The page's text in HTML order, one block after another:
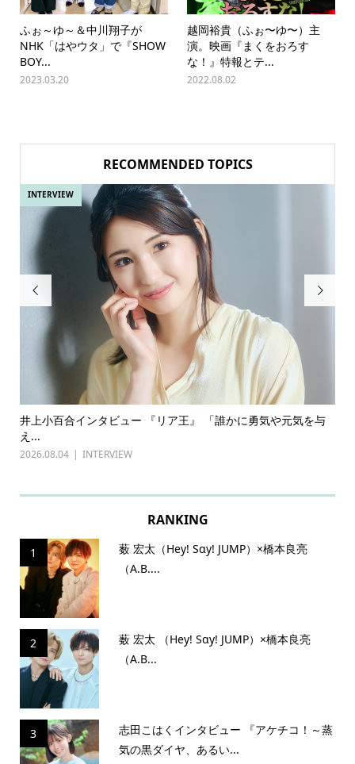
ふぉ～ゆ～＆中川翔子が
NHK「はやウタ」で『SHOW
BOY...
2023.03.20
越岡裕貴（ふぉ〜ゆ〜）主
演。映画『まくをおろす
な！』特報とテ...
2022.08.02
RECOMMENDED TOPICS

井上小百合インタビュー 『リア王』 「誰かに勇気や元気を与
え...
2026.08.04 INTERVIEW
INTERVIEW

RANKING
1
薮 宏太（Hey! Sɑy! JUMP）×橋本良亮
（A.B....
2
薮 宏太 （Hey! Sɑy! JUMP）×橋本良亮
（A.B...
3
志田こはくインタビュー 『アケチコ！～蒸
気の黒ダイヤ、あるい...